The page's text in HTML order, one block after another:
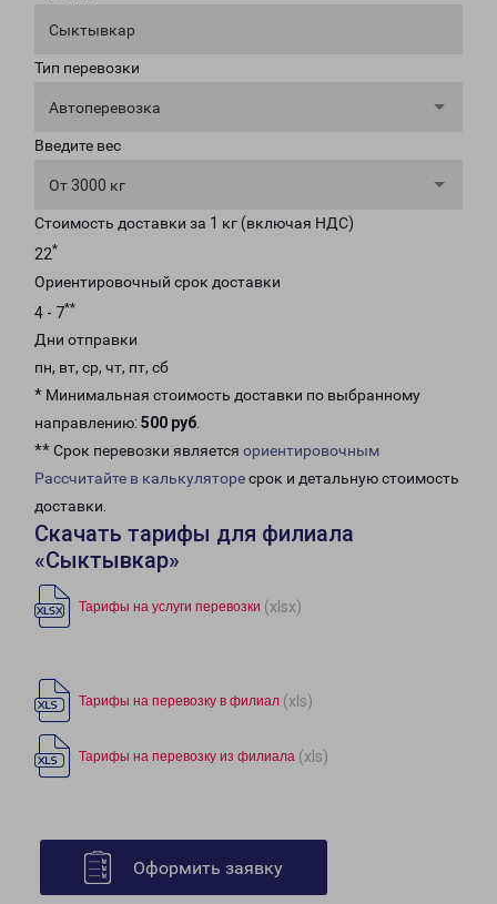
Сыктывкар
Тип перевозки
Автоперевозка
Введите вес
От 3000 кг
Стоимость доставки за 1 кг (включая НДС)
22*
Ориентировочный срок доставки
4 - 7**
Дни отправки
пн, вт, ср, чт, пт, сб
* Минимальная стоимость доставки по выбранному
направлению: 500 руб.
** Срок перевозки является ориентировочным
Рассчитайте в калькуляторесрок и детальную стоимость
доставки.
Скачать тарифы для филиала
«Сыктывкар»
Тарифы на услуги перевозки (xlsx)
Тарифы на перевозку в филиал (xls)
Тарифы на перевозку из филиала (xls)
Оформить заявку